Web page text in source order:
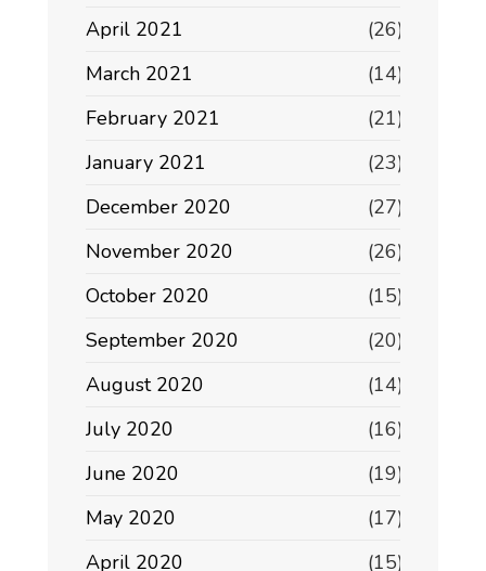
April 2021
(26)
March 2021
(14)
February 2021
(21)
January 2021
(23)
December 2020
(27)
November 2020
(26)
October 2020
(15)
September 2020
(20)
August 2020
(14)
July 2020
(16)
June 2020
(19)
May 2020
(17)
April 2020
(15)